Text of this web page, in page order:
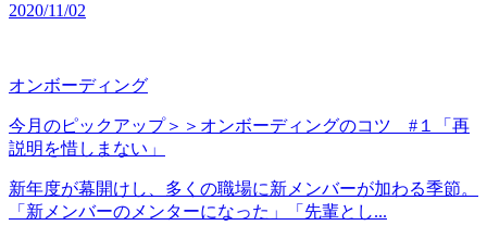
2020/11/02
オンボーディング
今月のピックアップ＞＞オンボーディングのコツ #１「再
説明を惜しまない」
新年度が幕開けし、多くの職場に新メンバーが加わる季節。
「新メンバーのメンターになった」「先輩とし...